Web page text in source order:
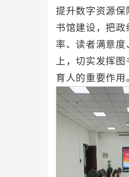
提升数字资源保
书馆建设，把政
率、读者满意
上，切实发挥
育人的重要作用